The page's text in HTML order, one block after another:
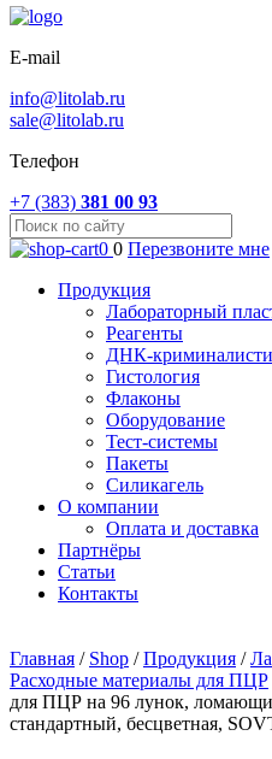
E-mail
info@litolab.ru
sale@litolab.ru
Телефон
+7 (383) 381 00 93
0 0 Перезвоните мне
Продукция
Лабораторный
Реагенты
ДНК-
Гистология
Флаконы
Оборудование
Тест-системы
Пакеты
Силикагель
О компании
Оплата и доставка
Партнёры
Статьи
Контакты
Главная / Shop /Продукция /
Расходные материалы для ПЦР
для ПЦР на 96 лунок,
стандартный, бесцветная,